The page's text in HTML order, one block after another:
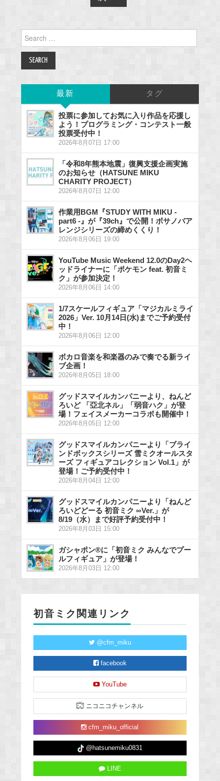
for:
最新 タグ
投票に参加してお気に入り作品を応援し
よう！プログラミング・コンテスト一般
投票受付中！
2026年8月07日 17:00
「令和8年熊本地震」復興支援企画実施
のお知らせ（HATSUNE MIKU
CHARITY PROJECT）
2026年8月07日 12:00
作業用BGM『STUDY WITH MIKU -
part6 -』が『39ch』で公開！ボサノバア
レンジシリーズの締めくくり！
2026年8月06日 19:00
YouTube Music Weekend 12.0のDay2ヘ
ッドライナーに「ポケモン feat. 初音ミ
ク」が参加決定！
2026年8月06日 14:00
1/7スケールフィギュア「マジカルミライ
2026」Ver. 10月14日(水)までご予約受付
中！
2026年8月06日 12:00
ボカロ音楽を和楽器のみで奏でる新ライ
ブ企画！
2026年8月05日 18:00
グッドスマイルカンパニーより、ねんど
ろいど 「亞北ネル」「弱音ハク」が登
場！フェイスメーカーコラボも開催中！
2026年8月05日 12:00
グッドスマイルカンパニーより「ブライ
ンドボックスシリーズ 雪ミクオールスタ
ーズ フィギュアコレクション Vol.1」が
登場！ご予約受付中！
2026年8月04日 12:00
グッドスマイルカンパニーより「ねんど
ろいどどーる 初音ミク ∞Ver.」が
8/19（水）まで好評予約受付中！
2026年8月03日 15:00
ガシャポン®に「初音ミク みんなでプー
ルフィギュア」が登場！
2026年8月03日 12:00
初音ミク関連リンク
@cfm_miku
facebook
YouTube
ニコニコチャンネル
cfm_miku_official
@hatsunemiku0831
LINE